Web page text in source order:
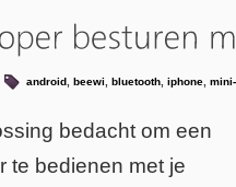
android, beewi, bluetooth, iphone,
bedacht om een
te bedienen met je